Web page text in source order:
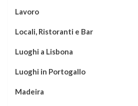
Lavoro
Locali, Ristoranti e Bar
Luoghi a Lisbona
Luoghi in Portogallo
Madeira